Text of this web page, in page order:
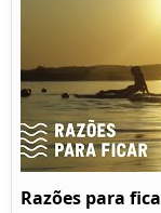
Razões para